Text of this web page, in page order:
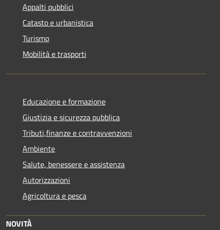
Appalti pubblici
Catasto e urbanistica
Turismo
Mobilità e trasporti
Educazione e formazione
Giustizia e sicurezza pubblica
Tributi,finanze e contravvenzioni
Ambiente
Salute, benessere e assistenza
Autorizzazioni
Agricoltura e pesca
NOVITÀ